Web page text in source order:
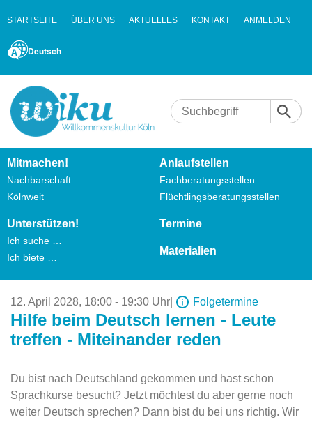
STARTSEITE ÜBER UNS AKTUELLES KONTAKT ANMELDEN
Deutsch
Mitmachen!
Nachbarschaft
Kölnweit
Anlaufstellen
Fachberatungsstellen
Flüchtlingsberatungsstellen
Unterstützen!
Ich suche …
Ich biete …
Termine
Materialien
12. April 2028, 18:00 - 19:30 Uhr Folgetermine
Hilfe beim Deutsch lernen - Leute
treffen - Miteinander reden
Du bist nach Deutschland gekommen und hast schon
Sprachkurse besucht? Jetzt möchtest du aber gerne noch
weiter Deutsch sprechen? Dann bist du bei uns richtig. Wir